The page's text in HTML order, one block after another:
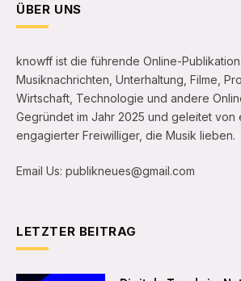
ÜBER UNS
knowff ist die führende Online-
Musiknachrichten, Unterhaltung, Filme,
Wirtschaft, Technologie und andere
Gegründet im Jahr 2025 und geleitet von
engagierter Freiwilliger, die Musik lieben.
Email Us: publikneues@gmail.com
LETZTER BEITRAG